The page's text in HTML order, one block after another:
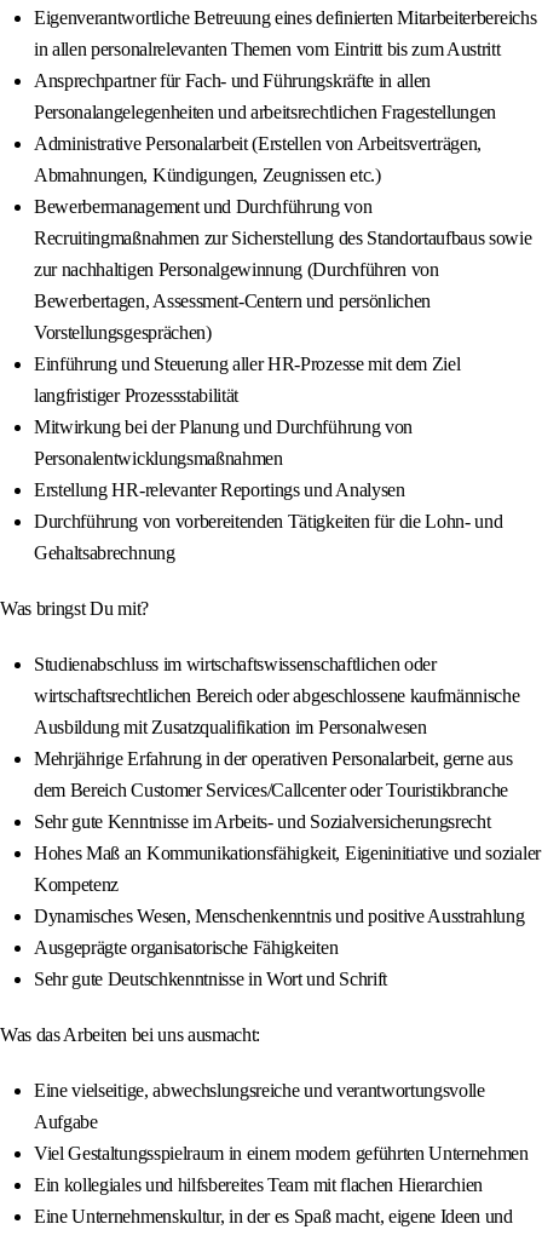
Eigenverantwortliche Betreuung eines definierten Mitarbeiterbereichs
in allen personalrelevanten Themen vom Eintritt bis zum Austritt
Ansprechpartner für Fach- und Führungskräfte in allen
Personalangelegenheiten und arbeitsrechtlichen Fragestellungen
Administrative Personalarbeit (Erstellen von Arbeitsverträgen,
Abmahnungen, Kündigungen, Zeugnissen etc.)
Bewerbermanagement und Durchführung von
Recruitingmaßnahmen zur Sicherstellung des Standortaufbaus sowie
zur nachhaltigen Personalgewinnung (Durchführen von
Bewerbertagen, Assessment-Centern und persönlichen
Vorstellungsgesprächen)
Einführung und Steuerung aller HR-Prozesse mit dem Ziel
langfristiger Prozessstabilität
Mitwirkung bei der Planung und Durchführung von
Personalentwicklungsmaßnahmen
Erstellung HR-relevanter Reportings und Analysen
Durchführung von vorbereitenden Tätigkeiten für die Lohn- und
Gehaltsabrechnung
Was bringst Du mit?
Studienabschluss im wirtschaftswissenschaftlichen oder
wirtschaftsrechtlichen Bereich oder abgeschlossene kaufmännische
Ausbildung mit Zusatzqualifikation im Personalwesen
Mehrjährige Erfahrung in der operativen Personalarbeit, gerne aus
dem Bereich Customer Services/Callcenter oder Touristikbranche
Sehr gute Kenntnisse im Arbeits- und Sozialversicherungsrecht
Hohes Maß an Kommunikationsfähigkeit, Eigeninitiative und sozialer
Kompetenz
Dynamisches Wesen, Menschenkenntnis und positive Ausstrahlung
Ausgeprägte organisatorische Fähigkeiten
Sehr gute Deutschkenntnisse in Wort und Schrift
Was das Arbeiten bei uns ausmacht:
Eine vielseitige, abwechslungsreiche und verantwortungsvolle
Aufgabe
Viel Gestaltungsspielraum in einem modern geführten Unternehmen
Ein kollegiales und hilfsbereites Team mit flachen Hierarchien
Eine Unternehmenskultur, in der es Spaß macht, eigene Ideen und